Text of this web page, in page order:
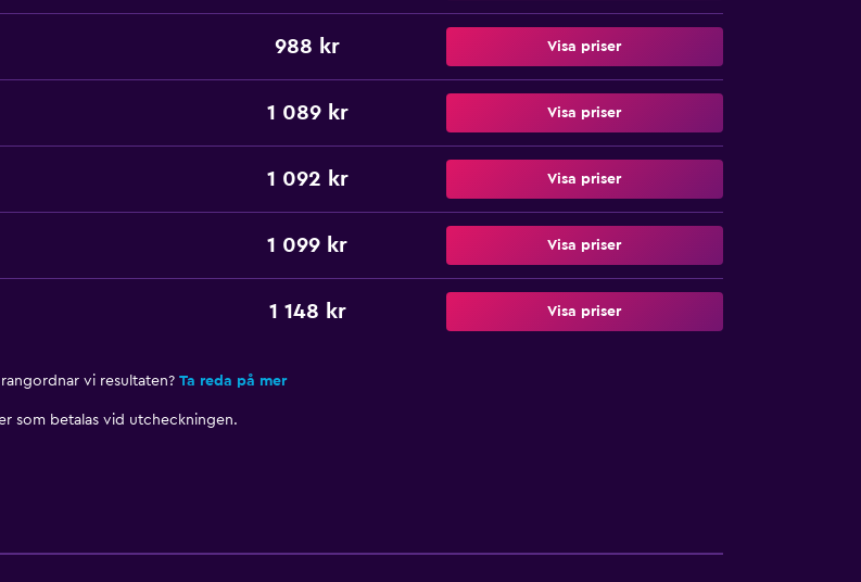
988 kr Visa priser
1 089 kr Visa priser
1 092 kr Visa priser
1 099 kr Visa priser
1 148 kr Visa priser
vi resultaten? Ta reda på mer
som betalas vid utcheckningen.